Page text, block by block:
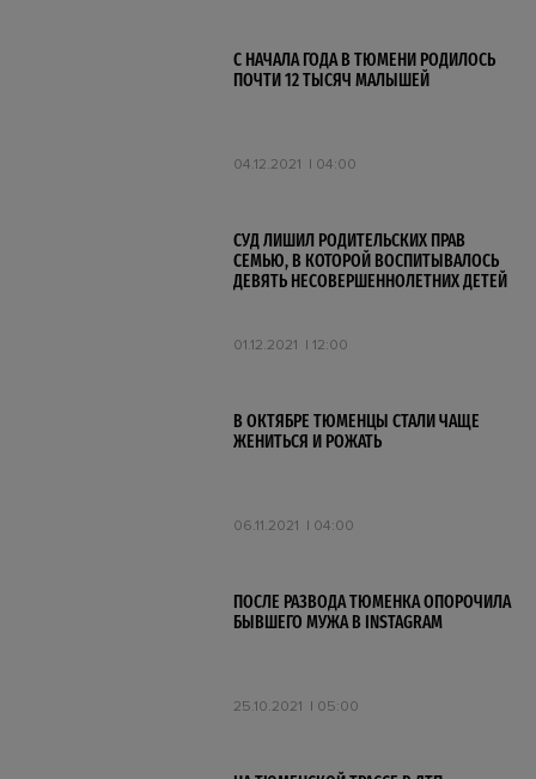
С НАЧАЛА ГОДА В ТЮМЕНИ РОДИЛОСЬ
ПОЧТИ 12 ТЫСЯЧ МАЛЫШЕЙ
04.12.2021 04:00
СУД ЛИШИЛ РОДИТЕЛЬСКИХ ПРАВ
СЕМЬЮ, В КОТОРОЙ ВОСПИТЫВАЛОСЬ
ДЕВЯТЬ НЕСОВЕРШЕННОЛЕТНИХ ДЕТЕЙ
01.12.2021 12:00
В ОКТЯБРЕ ТЮМЕНЦЫ СТАЛИ ЧАЩЕ
ЖЕНИТЬСЯ И РОЖАТЬ
06.11.2021 04:00
ПОСЛЕ РАЗВОДА ТЮМЕНКА ОПОРОЧИЛА
БЫВШЕГО МУЖА В INSTAGRAM
25.10.2021 05:00